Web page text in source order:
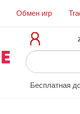
Обмен игр
Бесплатная